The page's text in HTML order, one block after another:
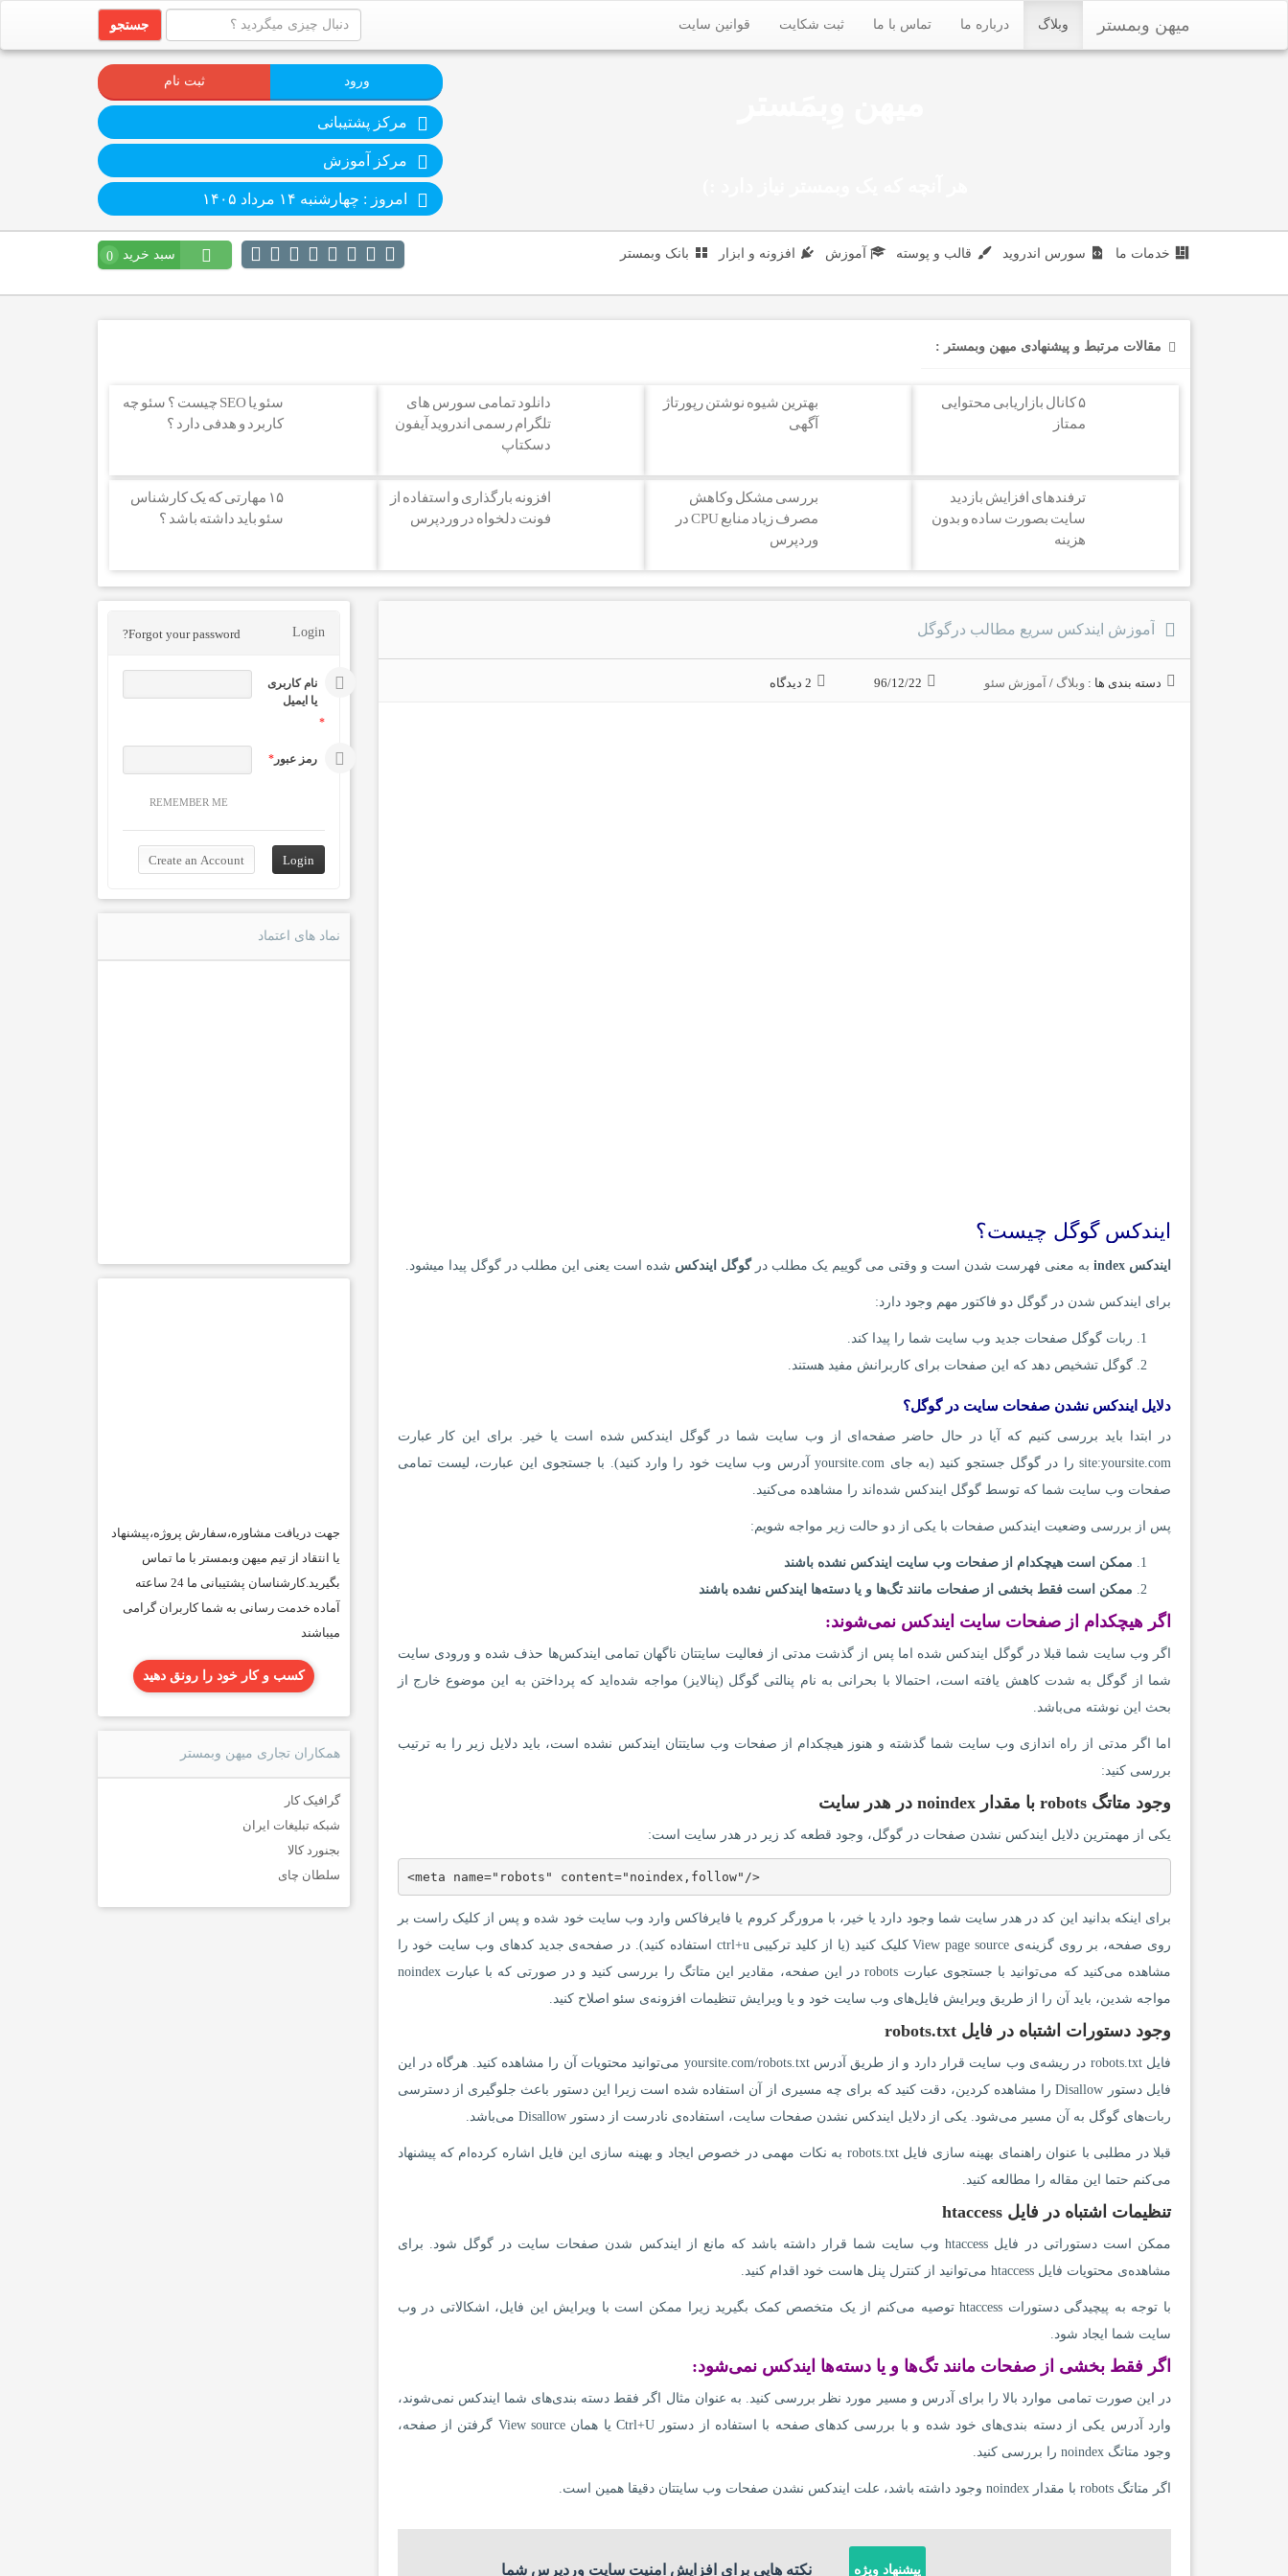
میهن وبمستر وبلاگ درباره ما تماس با ما ثبت شکایت قوانین سایت جستجو
ورود ثبت نام
مرکز پشتیبانی
مرکز آموزش
امروز : چهارشنبه ۱۴ مرداد ۱۴۰۵
خدمات ما سورس اندروید قالب و پوسته آموزش افزونه و ابزار بانک وبمستر سبد خرید 0
مقالات مرتبط و پیشنهادی میهن وبمستر :
۵ کانال بازاریابی محتوایی
ممتاز
بهترین شیوه نوشتن رپورتاژ
آگهی
دانلود تمامی سورس های
تلگرام رسمی اندروید آیفون
دسکتاپ
سئو یا SEO چیست ؟ سئو چه
کاربرد و هدفی دارد ؟
ترفندهای افزایش بازدید
سایت بصورت ساده و بدون
هزینه
بررسی مشکل وکاهش
مصرف زیاد منابع CPU در
وردپرس
افزونه بارگذاری و استفاده از
فونت دلخواه در وردپرس
۱۵ مهارتی که یک کارشناس
سئو باید داشته باشد ؟
آموزش ایندکس سریع مطالب درگوگل
دسته بندی ها : وبلاگ / آموزش سئو 96/12/22 2 دیدگاه
ایندکس گوگل چیست؟
ایندکس index به معنی فهرست شدن است و وقتی می گوییم یک مطلب درگوگل ایندکس شده است یعنی این مطلب در گوگل پیدا میشود.
برای ایندکس شدن در گوگل دو فاکتور مهم وجود دارد:
ربات گوگل صفحات جدید وب سایت شما را پیدا کند.
گوگل تشخیص دهد که این صفحات برای کاربرانش مفید هستند.
دلایل ایندکس نشدن صفحات سایت در گوگل؟
در ابتدا باید بررسی کنیم که آیا در حال حاضر صفحه‌ای از وب سایت شما در گوگل ایندکس شده است یا خیر. برای این کار عبارت
site:yoursite.com را در گوگل جستجو کنید (به جای yoursite.com آدرس وب سایت خود را وارد کنید). با جستجوی این عبارت، لیست تمامی
صفحات وب سایت شما که توسط گوگل ایندکس شده‌اند را مشاهده می‌کنید.
پس از بررسی وضعیت ایندکس صفحات با یکی از دو حالت زیر مواجه شویم:
ممکن است هیچکدام از صفحات وب سایت ایندکس نشده باشند
ممکن است فقط بخشی از صفحات مانند تگ‌ها و یا دسته‌ها ایندکس نشده باشند
اگر هیچکدام از صفحات سایت ایندکس نمی‌شوند:
اگر وب سایت شما قبلا در گوگل ایندکس شده اما پس از گذشت مدتی از فعالیت سایتتان ناگهان تمامی ایندکس‌ها حذف شده و ورودی سایت
شما از گوگل به شدت کاهش یافته است، احتمالا با بحرانی به نام پنالتی گوگل (پنالایز) مواجه شده‌اید که پرداختن به این موضوع خارج از
بحث این نوشته می‌باشد.
اما اگر مدتی از راه اندازی وب سایت شما گذشته و هنوز هیچکدام از صفحات وب سایتتان ایندکس نشده است، باید دلایل زیر را به ترتیب
بررسی کنید:
وجود متاتگ robots با مقدار noindex در هدر سایت
یکی از مهمترین دلایل ایندکس نشدن صفحات در گوگل، وجود قطعه کد زیر در هدر سایت است:
<meta name="robots" content="noindex,follow"/>
برای اینکه بدانید این کد در هدر سایت شما وجود دارد یا خیر، با مرورگر کروم یا فایرفاکس وارد وب سایت خود شده و پس از کلیک راست بر
روی صفحه، بر روی گزینه‌ی View page source کلیک کنید (یا از کلید ترکیبی ctrl+u استفاده کنید). در صفحه‌ی جدید کدهای وب سایت خود را
مشاهده می‌کنید که می‌توانید با جستجوی عبارت robots در این صفحه، مقادیر این متاتگ را بررسی کنید و در صورتی که با عبارت noindex
مواجه شدین، باید آن را از طریق ویرایش فایل‌های وب سایت خود و یا ویرایش تنظیمات افزونه‌ی سئو اصلاح کنید.
وجود دستورات اشتباه در فایل robots.txt
فایل robots.txt در ریشه‌ی وب سایت قرار دارد و از طریق آدرس yoursite.com/robots.txt می‌توانید محتویات آن را مشاهده کنید. هرگاه در این
فایل دستور Disallow را مشاهده کردین، دقت کنید که برای چه مسیری از آن استفاده شده است زیرا این دستور باعث جلوگیری از دسترسی
ربات‌های گوگل به آن مسیر می‌شود. یکی از دلایل ایندکس نشدن صفحات سایت، استفاده‌ی نادرست از دستور Disallow می‌باشد.
قبلا در مطلبی با عنوان راهنمای بهینه سازی فایل robots.txt به نکات مهمی در خصوص ایجاد و بهینه سازی این فایل اشاره کرده‌ام که پیشنهاد
می‌کنم حتما این مقاله را مطالعه کنید.
تنظیمات اشتباه در فایل htaccess
ممکن است دستوراتی در فایل htaccess وب سایت شما قرار داشته باشد که مانع از ایندکس شدن صفحات سایت در گوگل شود. برای
مشاهده‌ی محتویات فایل htaccess می‌توانید از کنترل پنل هاست خود اقدام کنید.
با توجه به پیچیدگی دستورات htaccess توصیه می‌کنم از یک متخصص کمک بگیرید زیرا ممکن است با ویرایش این فایل، اشکالاتی در وب
سایت شما ایجاد شود.
اگر فقط بخشی از صفحات مانند تگ‌ها و یا دسته‌ها ایندکس نمی‌شود:
در این صورت تمامی موارد بالا را برای آدرس و مسیر مورد نظر بررسی کنید. به عنوان مثال اگر فقط دسته بندی‌های شما ایندکس نمی‌شوند،
وارد آدرس یکی از دسته بندی‌های خود شده و با بررسی کدهای صفحه با استفاده از دستور Ctrl+U یا همان View source گرفتن از صفحه،
وجود متاتگ noindex را بررسی کنید.
اگر متاتگ robots با مقدار noindex وجود داشته باشد، علت ایندکس نشدن صفحات وب سایتتان دقیقا همین است.
پیشنهاد ویژه نکته هایی برای افزایش امنیت سایت وردپرس شما
Login
Forgot your password?
نام کاربری
یا ایمیل
*
رمز عبور*
REMEMBER ME
نماد های اعتماد
جهت دریافت مشاوره،سفارش پروژه،پیشنهاد
یا انتقاد از تیم میهن وبمستر با ما تماس
بگیرید.کارشناسان پشتیبانی ما 24 ساعته
آماده خدمت رسانی به شما کاربران گرامی
میباشند
کسب و کار خود را رونق دهید
همکاران تجاری میهن وبمستر
گرافیک کار
شبکه تبلیغات ایران
بجنورد کالا
سلطان چای